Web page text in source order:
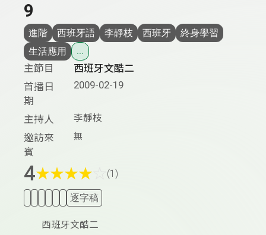
9
進階 西班牙語 李靜枝 西班牙
終身學習
生活應用
...
主節目
西班牙文酷二
首播日
期
2009-02-19
主持人 李靜枝
邀訪來
賓
無
4★★★★ (1)
逐字稿
西班牙文酷二